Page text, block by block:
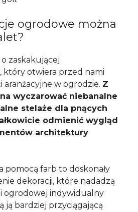
ogrodowe można
zaskakującej
który otwiera przed nami
aranżacyjne w ogrodzie. Z
wyczarować niebanalne
stelaże dla pnących
odmienić wygląd
architektury
pomocą farb to doskonały
dekoracji, które nadadzą
ogrodowej indywidualny
ją bardziej przyciągającą